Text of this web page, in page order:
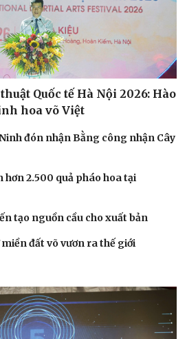
Giải trí
Sao Việt
Quốc tế Hà Nội 2026: Hào
hoa võ Việt
đón nhận Bằng công nhận Cây
hơn 2.500 quả pháo hoa tại
tạo nguồn cầu cho xuất bản
đất võ vươn ra thế giới